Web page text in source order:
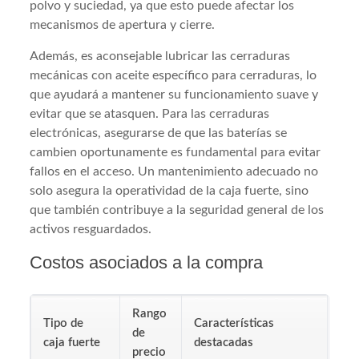
polvo y suciedad, ya que esto puede afectar los
mecanismos de apertura y cierre.
Además, es aconsejable lubricar las cerraduras
mecánicas con aceite específico para cerraduras, lo
que ayudará a mantener su funcionamiento suave y
evitar que se atasquen. Para las cerraduras
electrónicas, asegurarse de que las baterías se
cambien oportunamente es fundamental para evitar
fallos en el acceso. Un mantenimiento adecuado no
solo asegura la operatividad de la caja fuerte, sino
que también contribuye a la seguridad general de los
activos resguardados.
Costos asociados a la compra
Tipo de
caja fuerte
Rango
de
precio
Características
destacadas